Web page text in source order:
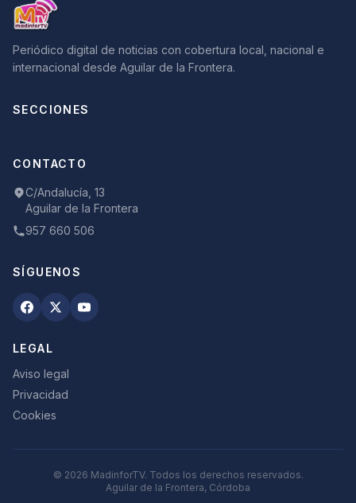
Periódico digital de noticias con cobertura local, nacional e
internacional desde Aguilar de la Frontera.
SECCIONES
CONTACTO
C/Andalucía, 13
Aguilar de la Frontera
957 660 506
SÍGUENOS
LEGAL
Aviso legal
Privacidad
Cookies
© 2026 MadinforTV. Todos los derechos reservados.
Aguilar de la Frontera, Córdoba